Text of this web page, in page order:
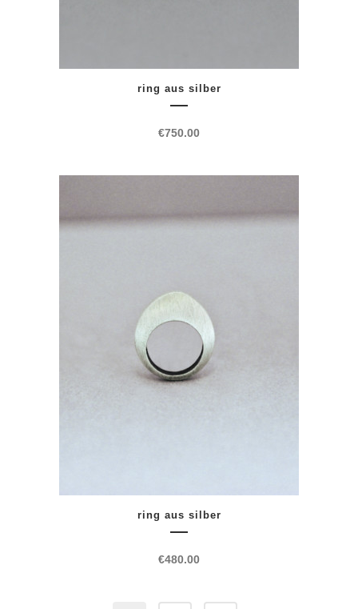
ring aus silber
€750.00
ring aus silber
€480.00